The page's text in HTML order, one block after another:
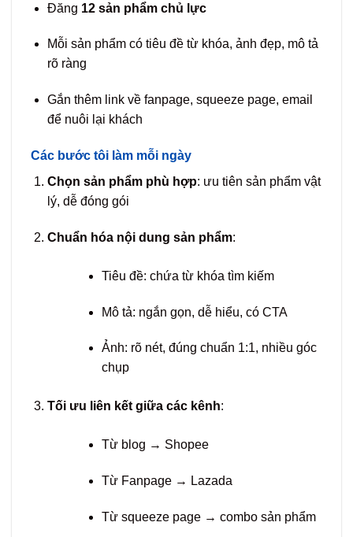
Đăng 12 sản phẩm chủ lực
Mỗi sản phẩm có tiêu đề từ khóa, ảnh đẹp, mô tả
rõ ràng
Gắn thêm link về fanpage, squeeze page, email
để nuôi lại khách
Các bước tôi làm mỗi ngày
Chọn sản phẩm phù hợp: ưu tiên sản phẩm vật
lý, dễ đóng gói
Chuẩn hóa nội dung sản phẩm:
Tiêu đề: chứa từ khóa tìm kiếm
Mô tả: ngắn gọn, dễ hiểu, có CTA
Ảnh: rõ nét, đúng chuẩn 1:1, nhiều góc
chụp
Tối ưu liên kết giữa các kênh:
Từ blog → Shopee
Từ Fanpage → Lazada
Từ squeeze page → combo sản phẩm